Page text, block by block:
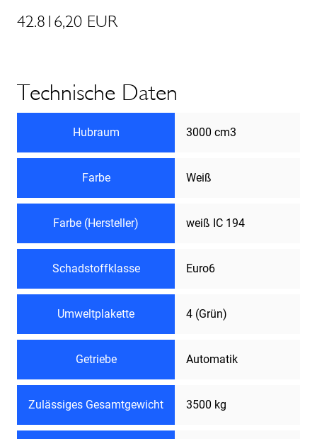
42.816,20 EUR
Technische Daten
Hubraum 3000 cm3
Farbe Weiß
Farbe (Hersteller) weiß IC 194
Schadstoffklasse Euro6
Umweltplakette 4 (Grün)
Getriebe Automatik
Zulässiges Gesamtgewicht 3500 kg